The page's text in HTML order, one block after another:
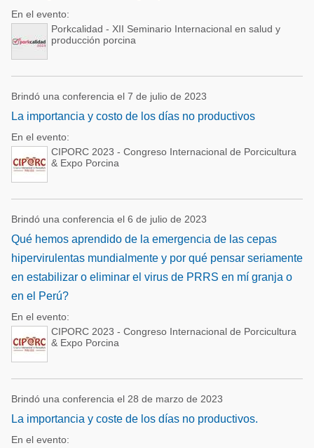
En el evento:
Porkcalidad - XII Seminario Internacional en salud y
producción porcina
Brindó una conferencia el 7 de julio de 2023
La importancia y costo de los días no productivos
En el evento:
CIPORC 2023 - Congreso Internacional de Porcicultura
& Expo Porcina
Brindó una conferencia el 6 de julio de 2023
Qué hemos aprendido de la emergencia de las cepas
hipervirulentas mundialmente y por qué pensar seriamente
en estabilizar o eliminar el virus de PRRS en mí granja o
en el Perú?
En el evento:
CIPORC 2023 - Congreso Internacional de Porcicultura
& Expo Porcina
Brindó una conferencia el 28 de marzo de 2023
La importancia y coste de los días no productivos.
En el evento: